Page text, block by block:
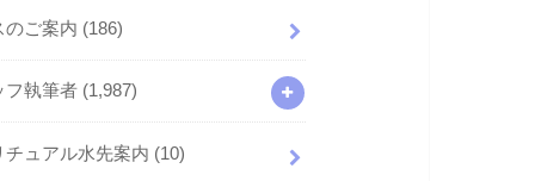
のご案内 (186)
フ執筆者 (1,987)
チュアル水先案内 (10)